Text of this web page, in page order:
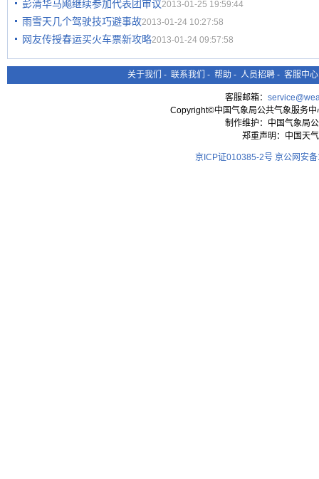
彭清华马飚继续参加代表团审议2013-01-25 19:59:44
雨雪天几个驾驶技巧避事故2013-01-24 10:27:58
网友传授春运买火车票新攻略2013-01-24 09:57:58
关于我们 - 联系我们 - 帮助 - 人员招聘 - 客服中心
客服邮箱：
Copyright©中国气象局公共气象服务
制作维护：中国气象局
郑重声明：中国天
京ICP证010385-2号 京公网安